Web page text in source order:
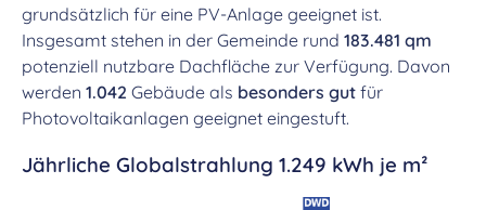
grundsätzlich für eine PV-Anlage geeignet ist.
Insgesamt stehen in der Gemeinde rund 183.481 qm
potenziell nutzbare Dachfläche zur Verfügung. Davon
werden 1.042 Gebäude als besonders gut für
Photovoltaikanlagen geeignet eingestuft.
Jährliche Globalstrahlung 1.249 kWh je m²